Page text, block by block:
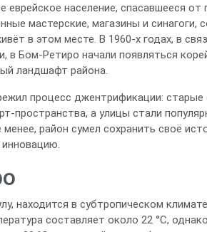
еврейское население, спасавшееся от
мастерские, магазины и синагоги,
в этом месте. В 1960‑х годах, в
Бом‑Ретиро начали появляться
ландшафт района.
процесс джентрификации: старые
а улицы стали
район сумел сохранить своё
находится в субтропическом
составляет около 22 °C,